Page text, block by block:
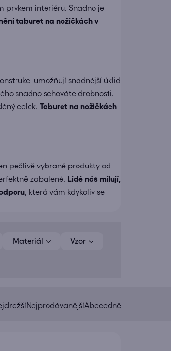
prvkem interiéru. Snadno je
taburet na nožičkách v
umožňují snadnější úklid
snadno schováte drobnosti.
celek. Taburet na nožičkách
pečlivě vybrané produkty od
zabalené. Lidé nás milují,
, která vám kdykoliv se
NejprodávanějšíAbecedně
Materiál Vzor